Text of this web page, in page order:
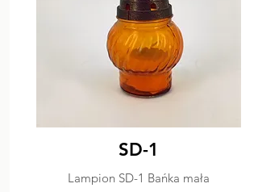
SD-1
Lampion SD-1 Bańka mała